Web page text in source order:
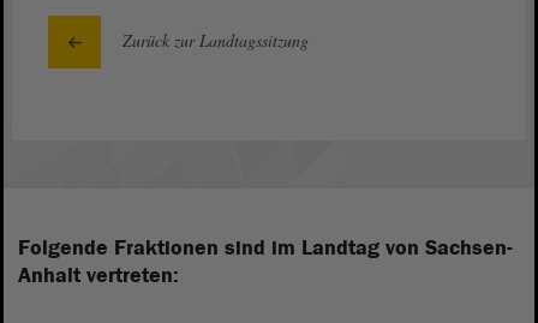
Zurück zur Landtagssitzung
Folgende Fraktionen sind im Landtag von Sachsen-
Anhalt vertreten: